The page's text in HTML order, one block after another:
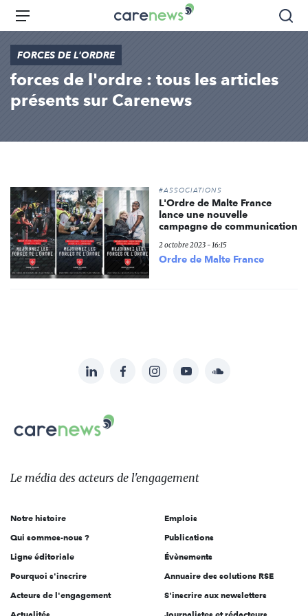
Aller
principal
Carenews,
Le
média
des
acteurs
de
l'engagement
Menu
FORCES DE L'ORDRE
forces de l'ordre : tous les articles
présents sur Carenews
#ASSOCIATIONS
L'Ordre de Malte France
lance une nouvelle
campagne de communication
2 octobre 2023 - 16:15
Ordre de Malte France
sur:
LinkedInFacebookInstagramYouTubeSoundcloud
Carenews,
Le
des
l'engagement
Le média des acteurs de l'engagement
Notre histoire
Qui sommes-nous ?
Ligne éditoriale
Pourquoi s'inscrire
Acteurs de l'engagement
Emplois
Publications
Évènements
Annuaire des solutions RSE
S'inscrire aux newsletters